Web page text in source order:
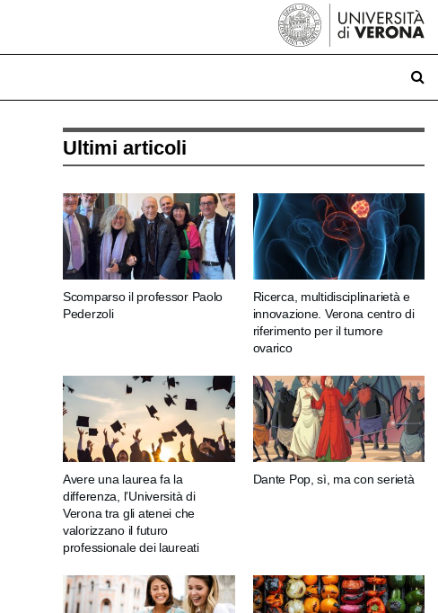
Ultimi articoli
Scomparso il professor Paolo
Pederzoli
Ricerca, multidisciplinarietà e
innovazione. Verona centro di
riferimento per il tumore
ovarico
Avere una laurea fa la
differenza, l’Università di
Verona tra gli atenei che
valorizzano il futuro
professionale dei laureati
Dante Pop, sì, ma con serietà